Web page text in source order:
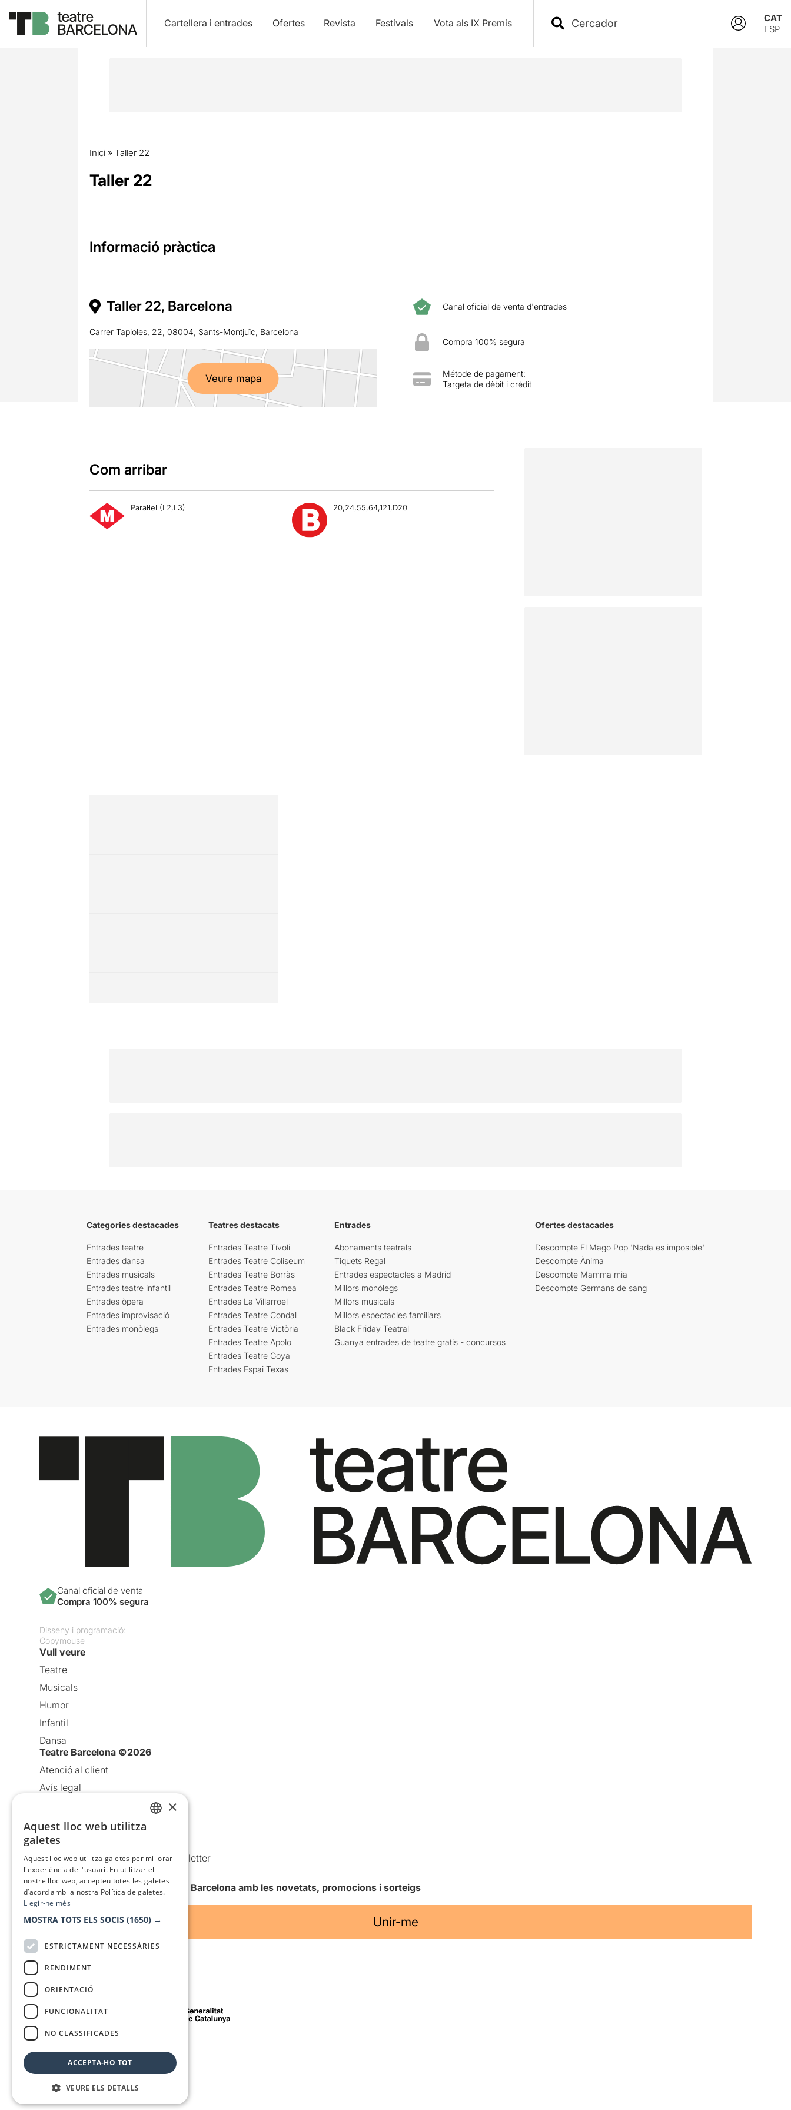
Cartellera i entrades Ofertes Revista Festivals Vota als IX Premis
CAT
ESP
Inici» Taller 22
Taller 22
Informació pràctica
Taller 22, Barcelona
Carrer Tapioles, 22, 08004, Sants-Montjuïc, Barcelona
Veure mapa
Canal oficial de venta d'entrades
Compra 100% segura
Métode de pagament:
Targeta de dèbit i crèdit
Com arribar
Paral·lel (L2,L3) 20,24,55,64,121,D20
Categories destacades
Entrades teatre
Entrades dansa
Entrades musicals
Entrades teatre infantil
Entrades òpera
Entrades improvisació
Entrades monòlegs
Teatres destacats
Entrades Teatre Tívoli
Entrades Teatre Coliseum
Entrades Teatre Borràs
Entrades Teatre Romea
Entrades La Villarroel
Entrades Teatre Condal
Entrades Teatre Victòria
Entrades Teatre Apolo
Entrades Teatre Goya
Entrades Espai Texas
Entrades
Abonaments teatrals
Tiquets Regal
Entrades espectacles a Madrid
Millors monòlegs
Millors musicals
Millors espectacles familiars
Black Friday Teatral
Guanya entrades de teatre gratis - concursos
Ofertes destacades
Descompte El Mago Pop 'Nada es imposible'
Descompte Ànima
Descompte Mamma mia
Descompte Germans de sang
Canal oficial de venta
Compra 100% segura
Disseny i programació:
Copymouse
Vull veure
Teatre
Musicals
Humor
Infantil
Dansa
Teatre Barcelona ©2026
Atenció al client
Avís legal
Política de cookies
Condicions d’ús
Comunicacions comercials i Newsletter
Anuncia’t
Vull rebre la newsletter de Teatre Barcelona amb les novetats, promocions i sorteigs
Unir-me
Amb el suport de
×
Aquest lloc web utilitza
galetes
Aquest lloc web utilitza galetes per millorar
l'experiència de l'usuari. En utilitzar el
nostre lloc web, accepteu totes les galetes
d’acord amb la nostra Política de galetes.
Llegir-ne més
MOSTRA TOTS ELS SOCIS (1650) →
ESTRICTAMENT NECESSÀRIES
RENDIMENT
ORIENTACIÓ
FUNCIONALITAT
NO CLASSIFICADES
ACCEPTA-HO TOT
VEURE ELS DETALLS